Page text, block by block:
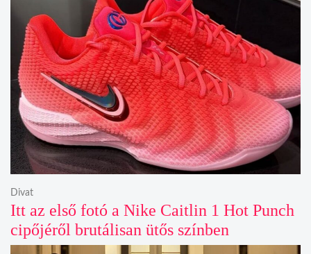
Itt az első fotó a Nike Caitlin 1 Hot Punch
cipőjéről brutálisan ütős színben
Divat